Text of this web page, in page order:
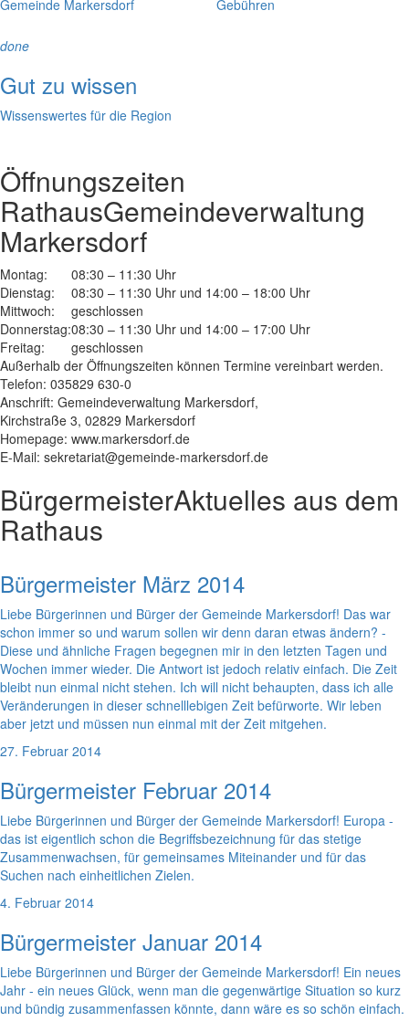
Gemeinde Markersdorf
Gebühren
done
Gut zu wissen
Wissenswertes für die Region
Öffnungszeiten
RathausGemeindeverwaltung
Markersdorf
Montag:
08:30 – 11:30 Uhr
Dienstag:
08:30 – 11:30 Uhr und 14:00 – 18:00 Uhr
Mittwoch:
geschlossen
Donnerstag:08:30 – 11:30 Uhr und 14:00 – 17:00 Uhr
Freitag:
geschlossen
Außerhalb der Öffnungszeiten können Termine vereinbart werden.
Telefon: 035829 630-0
Anschrift: Gemeindeverwaltung Markersdorf,
Kirchstraße 3, 02829 Markersdorf
Homepage: www.markersdorf.de
E-Mail: sekretariat@gemeinde-markersdorf.de
BürgermeisterAktuelles aus dem
Rathaus
Bürgermeister März 2014
Liebe Bürgerinnen und Bürger der Gemeinde Markersdorf! Das war
schon immer so und warum sollen wir denn daran etwas ändern? -
Diese und ähnliche Fragen begegnen mir in den letzten Tagen und
Wochen immer wieder. Die Antwort ist jedoch relativ einfach. Die Zeit
bleibt nun einmal nicht stehen. Ich will nicht behaupten, dass ich alle
Veränderungen in dieser schnelllebigen Zeit befürworte. Wir leben
aber jetzt und müssen nun einmal mit der Zeit mitgehen.
27. Februar 2014
Bürgermeister Februar 2014
Liebe Bürgerinnen und Bürger der Gemeinde Markersdorf! Europa -
das ist eigentlich schon die Begriffsbezeichnung für das stetige
Zusammenwachsen, für gemeinsames Miteinander und für das
Suchen nach einheitlichen Zielen.
4. Februar 2014
Bürgermeister Januar 2014
Liebe Bürgerinnen und Bürger der Gemeinde Markersdorf! Ein neues
Jahr - ein neues Glück, wenn man die gegenwärtige Situation so kurz
und bündig zusammenfassen könnte, dann wäre es so schön einfach.